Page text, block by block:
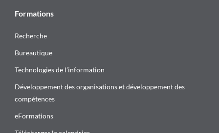
Formations
Recherche
Bureautique
Technologies de l’information
Développement des organisations et développement des
compétences
eFormations